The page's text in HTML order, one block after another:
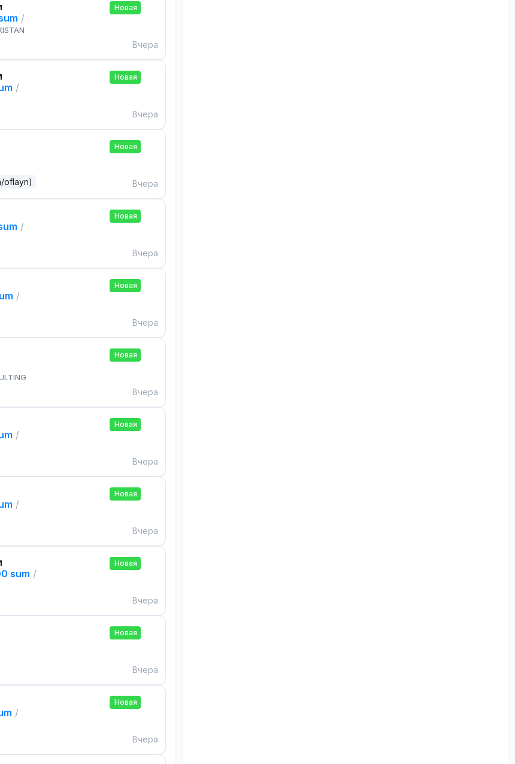
/
Новая
Вчера
/
Новая
Вчера
oflayn)
Новая
Вчера
/
Новая
Вчера
/
Новая
Вчера
Новая
Вчера
/
Новая
Вчера
/
Новая
Вчера
sum /
Новая
Вчера
Новая
Вчера
/
Новая
Вчера